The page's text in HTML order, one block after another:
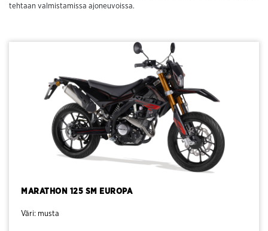
tehtaan valmistamissa ajoneuvoissa.
MARATHON 125 SM EUROPA
Väri: musta